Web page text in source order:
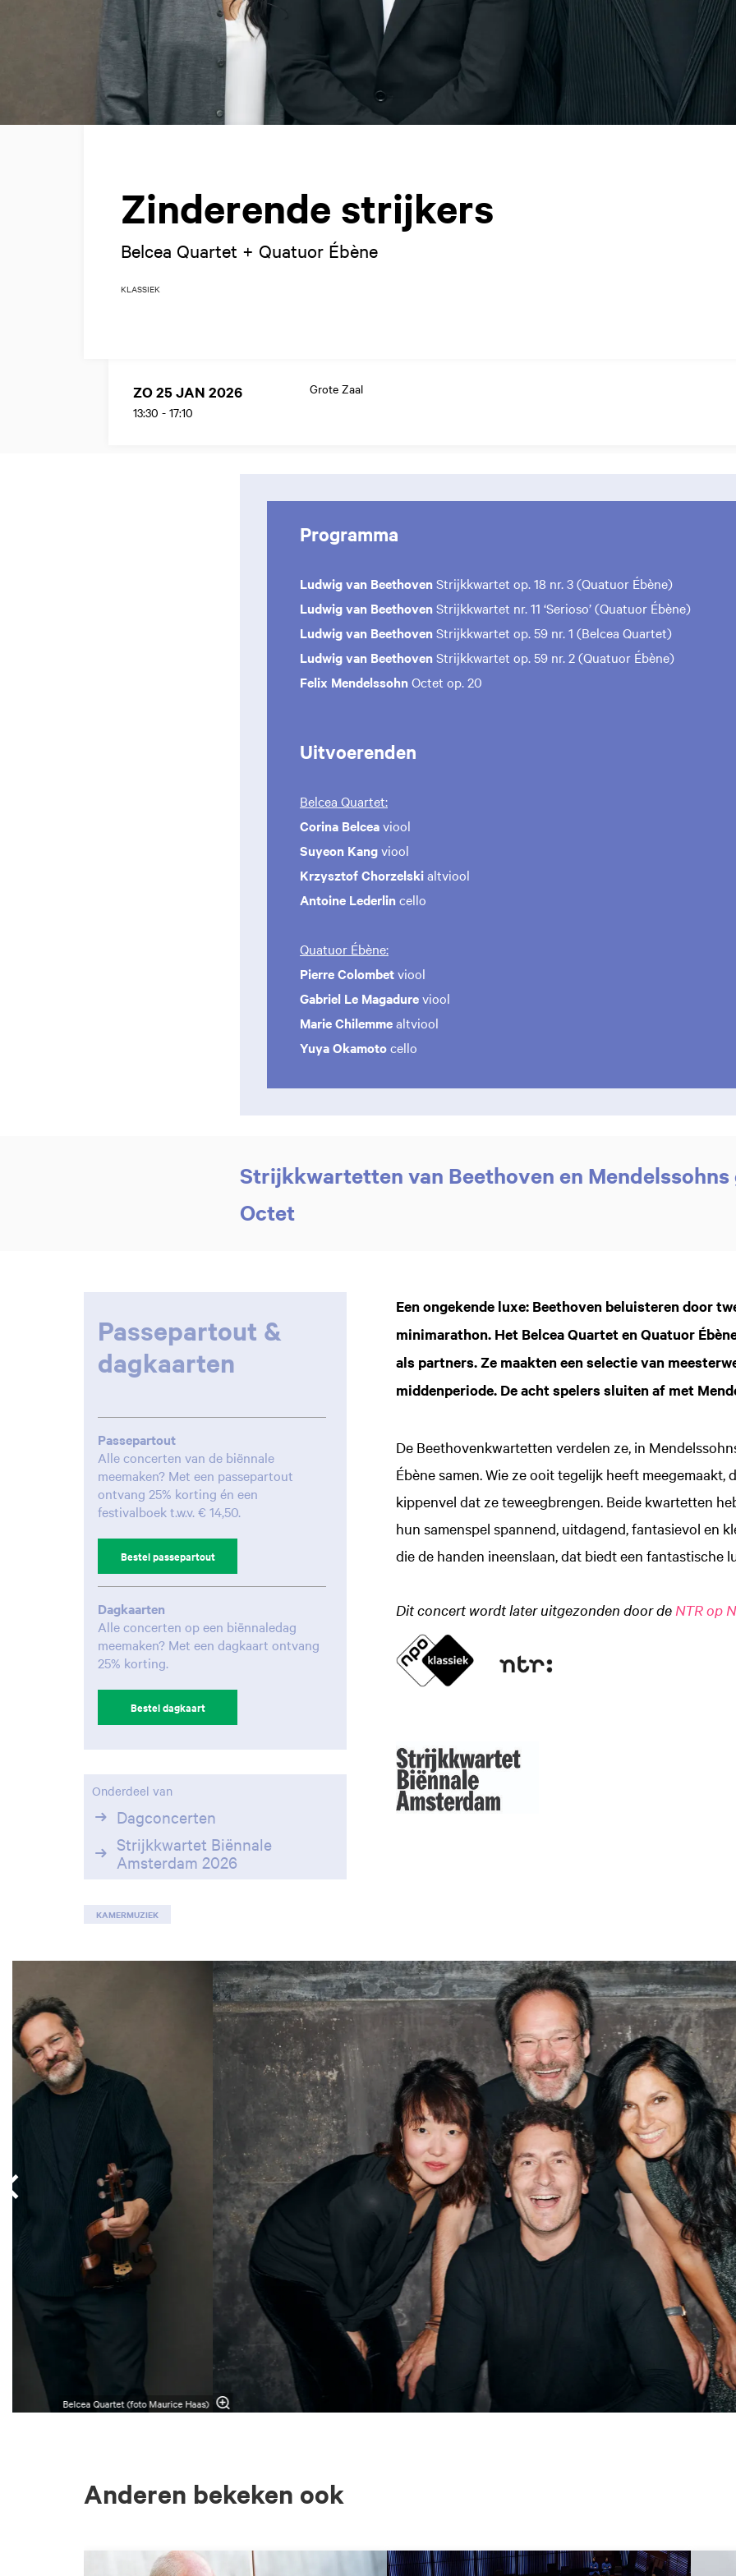
Zinderende strijkers
Belcea Quartet + Quatuor Ébène
KLASSIEK
ZO 25 JAN 2026
13:30 - 17:10
Grote Zaal
Programma
Ludwig van BeethovenStrijkkwartet op. 18 nr. 3 (Quatuor Ébène)
Ludwig van BeethovenStrijkkwartet nr. 11 ‘Serioso’ (Quatuor Ébène)
Ludwig van BeethovenStrijkkwartet op. 59 nr. 1 (Belcea Quartet)
Ludwig van BeethovenStrijkkwartet op. 59 nr. 2 (Quatuor Ébène)
Felix MendelssohnOctet op. 20
Uitvoerenden
Belcea Quartet:
Corina Belceaviool
Suyeon Kangviool
Krzysztof Chorzelskialtviool
Antoine Lederlincello
Quatuor Ébène:
Pierre Colombetviool
Gabriel Le Magadureviool
Marie Chilemmealtviool
Yuya Okamotocello
Strijkkwartetten van Beethoven en
Octet
Een ongekende luxe: Beethoven beluisteren door
minimarathon. Het Belcea Quartet en Quatuor
als partners. Ze maakten een selectie van
middenperiode. De acht spelers sluiten af met
De Beethovenkwartetten verdelen ze, in
Ébène samen. Wie ze ooit tegelijk heeft
kippenvel dat ze teweegbrengen. Beide kwartetten
hun samenspel spannend, uitdagend, fantasievol en
die de handen ineenslaan, dat biedt een fantastische
Dit concert wordt later uitgezonden door de NTR op
Passepartout &
dagkaarten
Passepartout
Alle concerten van de biënnale
meemaken? Met een passepartout
ontvang 25% korting én een
festivalboek t.w.v. € 14,50.
Bestel passepartout
Dagkaarten
Alle concerten op een biënnaledag
meemaken? Met een dagkaart ontvang
25% korting.
Bestel dagkaart
Onderdeel van
Dagconcerten
Strijkkwartet Biënnale
Amsterdam 2026
KAMERMUZIEK
Belcea Quartet (foto Maurice Haas)
Inzoomen
Anderen bekeken ook